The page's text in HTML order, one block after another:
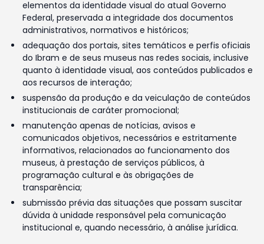
elementos da identidade visual do atual Governo
Federal, preservada a integridade dos documentos
administrativos, normativos e históricos;
adequação dos portais, sites temáticos e perfis oficiais
do Ibram e de seus museus nas redes sociais, inclusive
quanto à identidade visual, aos conteúdos publicados e
aos recursos de interação;
suspensão da produção e da veiculação de conteúdos
institucionais de caráter promocional;
manutenção apenas de notícias, avisos e
comunicados objetivos, necessários e estritamente
informativos, relacionados ao funcionamento dos
museus, à prestação de serviços públicos, à
programação cultural e às obrigações de
transparência;
submissão prévia das situações que possam suscitar
dúvida à unidade responsável pela comunicação
institucional e, quando necessário, à análise jurídica.